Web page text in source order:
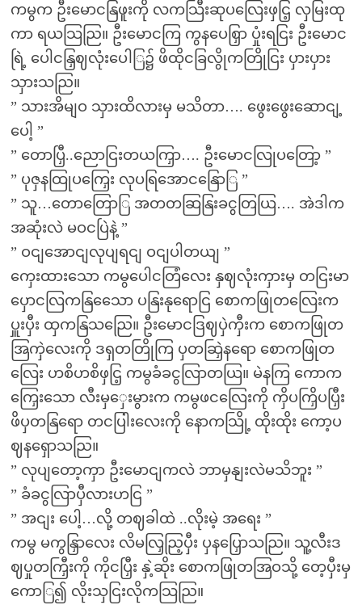
ကမွက ဦးမောငနြဖူးကို လကသြီးဆုပလြေးဖှငြ့ လှမြးထု
ကာ ရယသြညြ။ ဦးမောငကြ ကွနပေစြှာ ပှုံးရငြး ဦးမောင
ရြဲ့ ပေါငနြှဈလုံးပေါြ၌ ဖိထိုငခြလွိုကတြိုငြး ပှားပှား
သှားသညြ။
” သားအိမျဝ သှားထိလားမှ မသိတာ…. ဖွေးဖွေးဆောငျ့
ပေါ့ ”
” တောပြှီ..ညောငြးတယကြှာ…. ဦးမောငလြုပတြော့ ”
” ပုဇှနထြုပကြှေး လုပရြအောငနြောြ ”
” သူ…တောတြောြ အတတဆြနြးခငွတြယြ…. အဲဒါက
အဆုံးလဲ မဝငပြဲနဲ့ ”
” ဝငျအောငျလုပျရငျ ဝငျပါတယျ ”
ကှေးထားသော ကမွပေါငတြံလေး နှဈလုံးကှားမှ တငြးမာ
ပှောငလြကနြသေော ပနြးနုရောငြ စောကဖြုတလြေးက
ပှူးပှီး ထှကနြသညြေ။ ဦးမောငဒြဈပှဲကှီးက စောကဖြုတ
အြကှဲလေးကို ဒရှတတြိုကြ ပှတဆြှဲနရော စောကဖြုတ
လြေး ဟစိဟစိဖှငြ့ ကမွခံခငွလြာတယြ။ မဲနကြ ကောက
ကြှေးသော လီးမှှေးမွားက ကမွဖငလြေးကို ကှိပကြှိပပြှီး
ဖိပှတနြရော တငပြါးလေးကို နောကသြို့ ထိုးထိုး ကော့ပ
ဈနရှောသညြ။
” လုပျတော့ကှာ ဦးမောငျကလဲ ဘာမှနျးလဲမသိဘူး ”
” ခံခငွလြာပှီလားဟငြ ”
” အငျး ပေါ့…လို့ တဈခါထဲ ..လိုးမဲ့ အရေး ”
ကမွ မကွနြှာလေး လိမလြှညြ့ပှီး ပှနပြှောသညြ။ သူ့လီးဒ
ဈပှုတကြှီးကို ကိုငပြှီး နှဲ့ဆိုး စောကဖြုတအြဝသို့ တေ့ပှီးမှ
ကောြ၍ လိုးသှငြးလိုကသြညြ။